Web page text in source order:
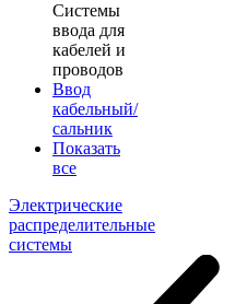
Системы
ввода для
кабелей и
проводов
Ввод
кабельный/
сальник
Показать
все
Электрические
распределительные
системы